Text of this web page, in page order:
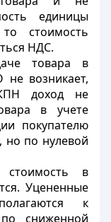
единицы
стоимость
НДС.
товара в
возникает,
доход не
в учете
покупателю
но по нулевой
в
Уцененные
к
сниженной